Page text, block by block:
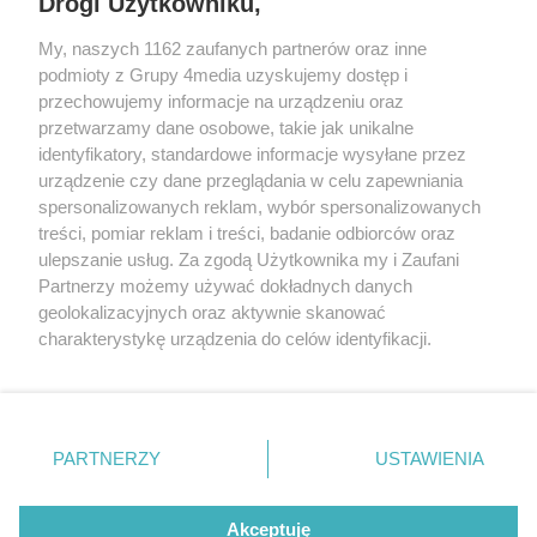
Redakcja Reklama Prywatność
Praca Łódź
the:protocol
Facebook.com
Youtube.com
My, naszych 1162 zaufanych partnerów oraz inne
podmioty z Grupy 4media uzyskujemy dostęp i
przechowujemy informacje na urządzeniu oraz
przetwarzamy dane osobowe, takie jak unikalne
identyfikatory, standardowe informacje wysyłane przez
urządzenie czy dane przeglądania w celu zapewniania
spersonalizowanych reklam, wybór spersonalizowanych
treści, pomiar reklam i treści, badanie odbiorców oraz
ulepszanie usług. Za zgodą Użytkownika my i Zaufani
Partnerzy możemy używać dokładnych danych
geolokalizacyjnych oraz aktywnie skanować
charakterystykę urządzenia do celów identyfikacji.
zmienić/wycofać klikając przycisk ustawień prywatności
znajdujący się w lewym dolnym rogu strony
. Niektóre
użytkownika, ale masz prawo sprzeciwić się takiemu
PARTNERZY USTAWIENIA
Akceptuję